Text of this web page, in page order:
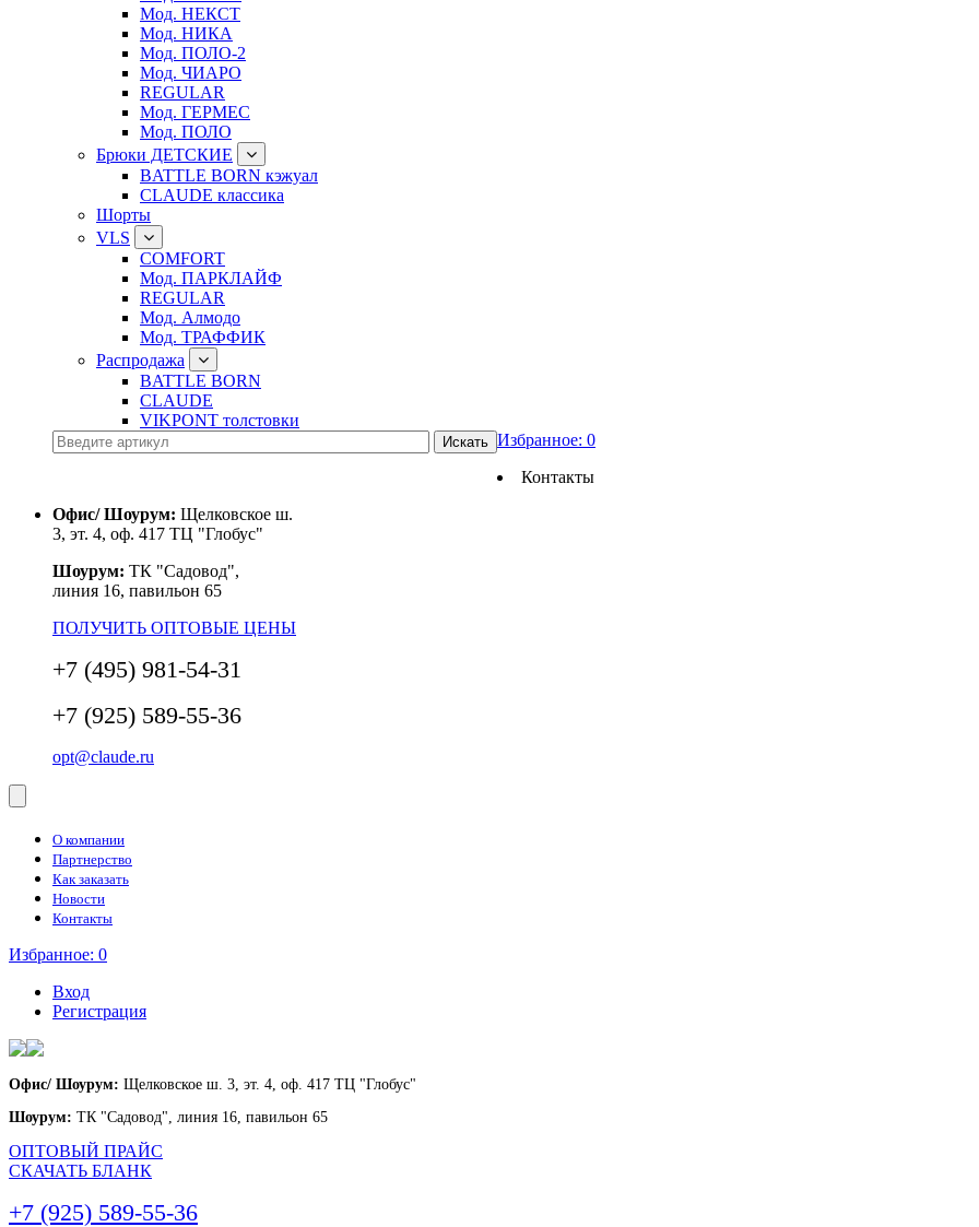
Мод. НЕКСТ
Мод. НИКА
Мод. ПОЛО-2
Мод. ЧИАРО
REGULAR
Мод. ГЕРМЕС
Мод. ПОЛО
Брюки ДЕТСКИЕ
BATTLE BORN кэжуал
CLAUDE классика
Шорты
VLS
COMFORT
Мод. ПАРКЛАЙФ
REGULAR
Мод. Алмодо
Мод. ТРАФФИК
Распродажа
BATTLE BORN
CLAUDE
VIKPONT толстовки
Избранное: 0
Контакты
Офис/ Шоурум: Щелковское ш.
3, эт. 4, оф. 417 ТЦ "Глобус"
Шоурум: ТК "Садовод",
линия 16, павильон 65
ПОЛУЧИТЬ ОПТОВЫЕ ЦЕНЫ
+7 (495) 981-54-31
+7 (925) 589-55-36
opt@claude.ru
О компании
Партнерство
Как заказать
Новости
Контакты
Избранное: 0
Вход
Регистрация
Офис/ Шоурум: Щелковское ш. 3, эт. 4, оф. 417 ТЦ "Глобус"
Шоурум: ТК "Садовод", линия 16, павильон 65
ОПТОВЫЙ ПРАЙС
СКАЧАТЬ БЛАНК
+7 (925) 589-55-36